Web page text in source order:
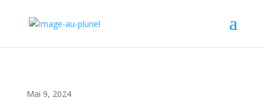
Mai 9, 2024